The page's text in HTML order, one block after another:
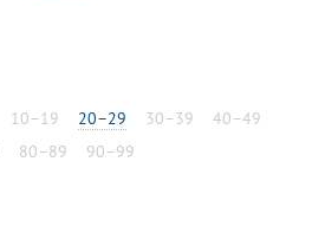
10–19 20–29 30–39
40–49
80–89 90–99